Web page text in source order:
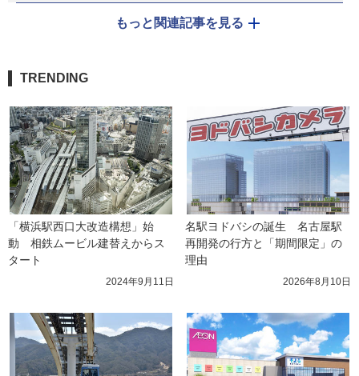
もっと関連記事を見る
TRENDING
「横浜駅西口大改造構想」始
動　相鉄ムービル建替えからス
タート
2024年9月11日
名駅ヨドバシの誕生　名古屋駅
再開発の行方と「期間限定」の
理由
2026年8月10日